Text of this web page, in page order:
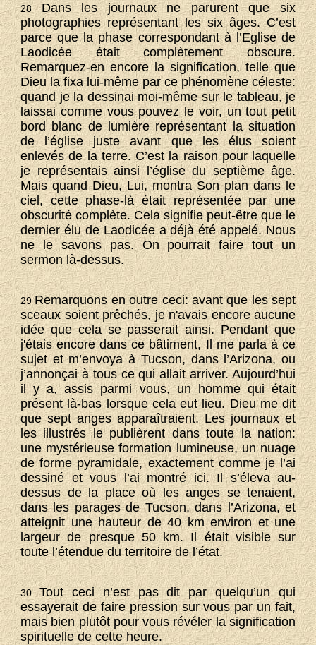
28Dans les journaux ne parurent que six
photographies représentant les six âges. C’est
parce que la phase correspondant à l’Eglise de
Laodicée était complètement obscure.
Remarquez-en encore la signification, telle que
Dieu la fixa lui-même par ce phénomène céleste:
quand je la dessinai moi-même sur le tableau, je
laissai comme vous pouvez le voir, un tout petit
bord blanc de lumière représentant la situation
de l’église juste avant que les élus soient
enlevés de la terre. C’est la raison pour laquelle
je représentais ainsi l’église du septième âge.
Mais quand Dieu, Lui, montra Son plan dans le
ciel, cette phase-là était représentée par une
obscurité complète. Cela signifie peut-être que le
dernier élu de Laodicée a déjà été appelé. Nous
ne le savons pas. On pourrait faire tout un
sermon là-dessus.
29Remarquons en outre ceci: avant que les sept
sceaux soient prêchés, je n'avais encore aucune
idée que cela se passerait ainsi. Pendant que
j'étais encore dans ce bâtiment, Il me parla à ce
sujet et m’envoya à Tucson, dans l’Arizona, ou
j’annonçai à tous ce qui allait arriver. Aujourd’hui
il y a, assis parmi vous, un homme qui était
présent là-bas lorsque cela eut lieu. Dieu me dit
que sept anges apparaîtraient. Les journaux et
les illustrés le publièrent dans toute la nation:
une mystérieuse formation lumineuse, un nuage
de forme pyramidale, exactement comme je l’ai
dessiné et vous l’ai montré ici. Il s’éleva au-
dessus de la place où les anges se tenaient,
dans les parages de Tucson, dans l’Arizona, et
atteignit une hauteur de 40 km environ et une
largeur de presque 50 km. Il était visible sur
toute l’étendue du territoire de l’état.
30Tout ceci n’est pas dit par quelqu’un qui
essayerait de faire pression sur vous par un fait,
mais bien plutôt pour vous révéler la signification
spirituelle de cette heure.